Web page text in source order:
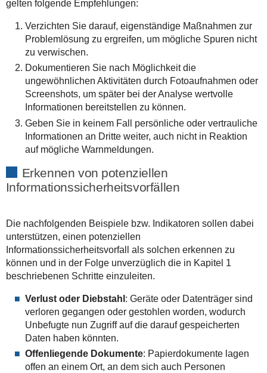
gelten folgende Empfehlungen:
Verzichten Sie darauf, eigenständige Maßnahmen zur
Problemlösung zu ergreifen, um mögliche Spuren nicht
zu verwischen.
Dokumentieren Sie nach Möglichkeit die
ungewöhnlichen Aktivitäten durch Fotoaufnahmen oder
Screenshots, um später bei der Analyse wertvolle
Informationen bereitstellen zu können.
Geben Sie in keinem Fall persönliche oder vertrauliche
Informationen an Dritte weiter, auch nicht in Reaktion
auf mögliche Warnmeldungen.
Erkennen von potenziellen
Informationssicherheitsvorfällen
Die nachfolgenden Beispiele bzw. Indikatoren sollen dabei
unterstützen, einen potenziellen
Informationssicherheitsvorfall als solchen erkennen zu
können und in der Folge unverzüglich die in Kapitel 1
beschriebenen Schritte einzuleiten.
Verlust oder Diebstahl : Geräte oder Datenträger sind
verloren gegangen oder gestohlen worden, wodurch
Unbefugte nun Zugriff auf die darauf gespeicherten
Daten haben könnten.
Offenliegende Dokumente: Papierdokumente lagen
offen an einem Ort, an dem sich auch Personen